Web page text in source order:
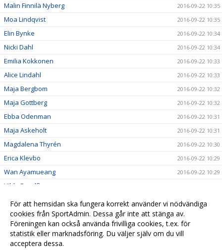
Malin Finnilä Nyberg 2016-09-22 10:35
Moa Lindqvist 2016-09-22 10:35
Elin Bynke 2016-09-22 10:34
Nicki Dahl 2016-09-22 10:34
Emilia Kokkonen 2016-09-22 10:33
Alice Lindahl 2016-09-22 10:33
Maja Bergbom 2016-09-22 10:32
Maja Gottberg 2016-09-22 10:32
Ebba Odenman 2016-09-22 10:31
Maja Askeholt 2016-09-22 10:31
Magdalena Thyrén 2016-09-22 10:30
Erica Klevbo 2016-09-22 10:29
Wan Ayamueang 2016-09-22 10:29
Vilde Rundfloen
Hanna Berg 2016-09-22 10:26
Madeleine Schedin 2016-09-22 10:25
Stephanie Dalbjer-Öberg 2016-09-22 10:21
För att hemsidan ska fungera korrekt använder vi nödvändiga
cookies från SportAdmin. Dessa går inte att stänga av.
Föreningen kan också använda frivilliga cookies, t.ex. för
statistik eller marknadsföring. Du väljer själv om du vill
acceptera dessa.